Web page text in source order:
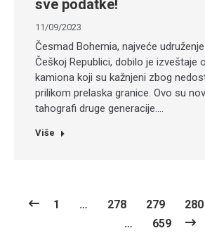
sve podatke!
11/09/2023
Česmad Bohemia, najveće
Češkoj Republici, dobilo je izveštaje
kamiona koji su kažnjeni zbog
prilikom prelaska granice. Ovo su
tahografi druge generacije.…
Više
1 … 278 279 280
…
659